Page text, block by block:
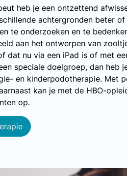
heb je een ontzettend
achtergronden beter
te onderzoeken en te
aan het ontwerpen van
dat nu via een iPad is of met
speciale doelgroep, dan heb
en kinderpodotherapie. Met
kan je met de HBO-
op.